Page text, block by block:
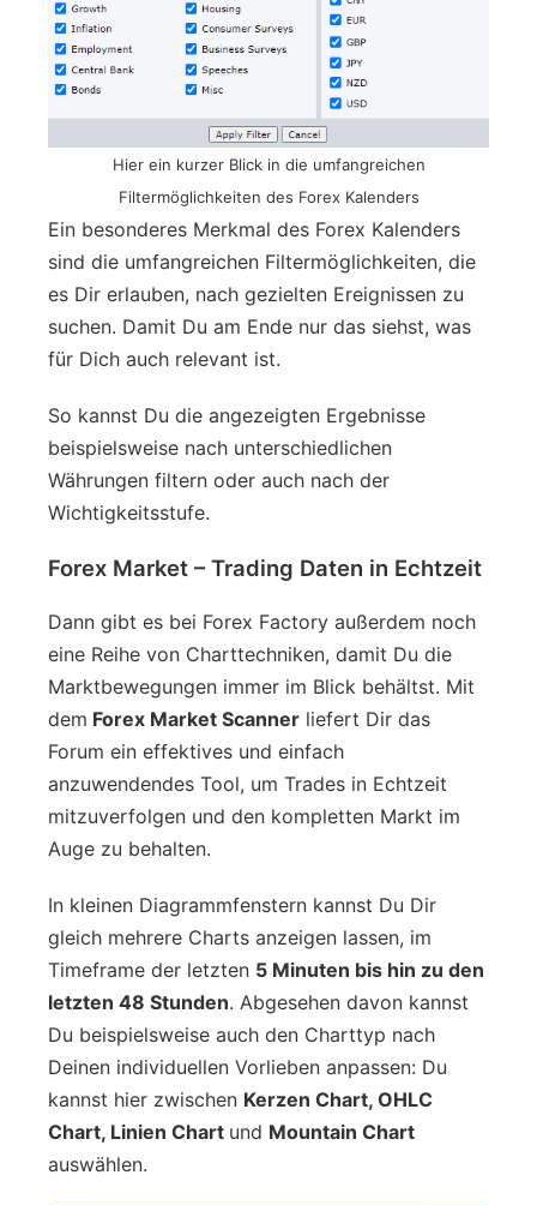
Hier ein kurzer Blick in die umfangreichen
Filtermöglichkeiten des Forex Kalenders
Ein besonderes Merkmal des Forex Kalenders
sind die umfangreichen Filtermöglichkeiten, die
es Dir erlauben, nach gezielten Ereignissen zu
suchen. Damit Du am Ende nur das siehst, was
für Dich auch relevant ist.
So kannst Du die angezeigten Ergebnisse
beispielsweise nach unterschiedlichen
Währungen filtern oder auch nach der
Wichtigkeitsstufe.
Forex Market – Trading Daten in Echtzeit
Dann gibt es bei Forex Factory außerdem noch
eine Reihe von Charttechniken, damit Du die
Marktbewegungen immer im Blick behältst. Mit
dem Forex Market Scanner liefert Dir das
Forum ein effektives und einfach
anzuwendendes Tool, um Trades in Echtzeit
mitzuverfolgen und den kompletten Markt im
Auge zu behalten.
In kleinen Diagrammfenstern kannst Du Dir
gleich mehrere Charts anzeigen lassen, im
Timeframe der letzten 5 Minuten bis hin zu den
letzten 48 Stunden. Abgesehen davon kannst
Du beispielsweise auch den Charttyp nach
Deinen individuellen Vorlieben anpassen: Du
kannst hier zwischen Kerzen Chart, OHLC
Chart, Linien Chart und Mountain Chart
auswählen.